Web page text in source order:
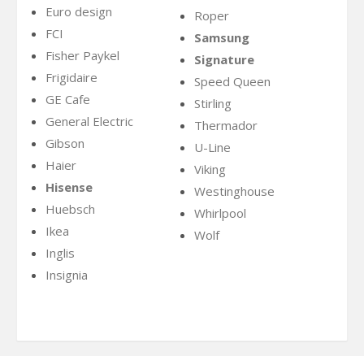
Euro design
FCI
Fisher Paykel
Frigidaire
GE Cafe
General Electric
Gibson
Haier
Hisense
Huebsch
Ikea
Inglis
Insignia
Roper
Samsung
Signature
Speed Queen
Stirling
Thermador
U-Line
Viking
Westinghouse
Whirlpool
Wolf